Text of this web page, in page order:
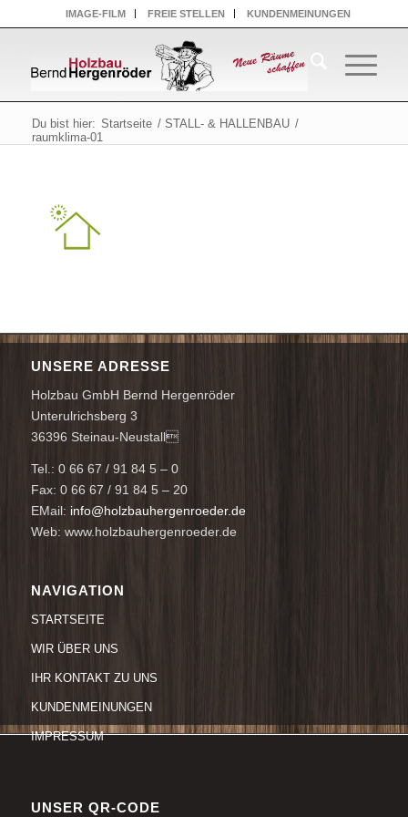
IMAGE-FILM FREIE STELLEN KUNDENMEINUNGEN
Du bist hier: Startseite / STALL- & HALLENBAU /
raumklima-01
UNSERE ADRESSE
Holzbau GmbH Bernd Hergenröder
Unterulrichsberg 3
36396 Steinau-Neustall
Tel.: 0 66 67 / 91 84 5 – 0
Fax: 0 66 67 / 91 84 5 – 20
EMail: info@holzbauhergenroeder.de
Web: www.holzbauhergenroeder.de
NAVIGATION
STARTSEITE
WIR ÜBER UNS
IHR KONTAKT ZU UNS
KUNDENMEINUNGEN
IMPRESSUM
UNSER QR-CODE